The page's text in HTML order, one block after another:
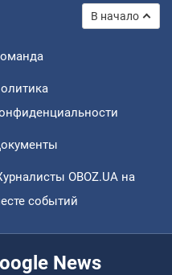
В начало
OBOZ.UA на
событий
News